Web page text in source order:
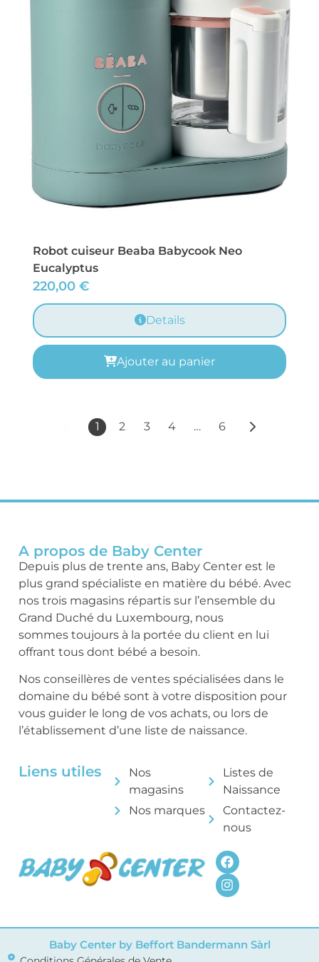
Robot cuiseur Beaba Babycook Neo
Eucalyptus
220,00 €
Details
Ajouter au panier
1 2 3 4 … 6
A propos de Baby Center
Depuis plus de trente ans, Baby Center est le
plus grand spécialiste en matière du bébé. Avec
nos trois magasins répartis sur l’ensemble du
Grand Duché du Luxembourg, nous
sommes toujours à la portée du client en lui
offrant tous dont bébé a besoin.
Nos conseillères de ventes spécialisées dans le
domaine du bébé sont à votre disposition pour
vous guider le long de vos achats, ou lors de
l’établissement d’une liste de naissance.
Liens utiles
Nos
magasins
Nos marques
Listes de
Naissance
Contactez-
nous
Baby Center by Beffort Bandermann Sàrl